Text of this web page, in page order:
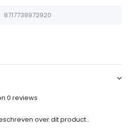
8717738972920
0 reviews
over dit product..